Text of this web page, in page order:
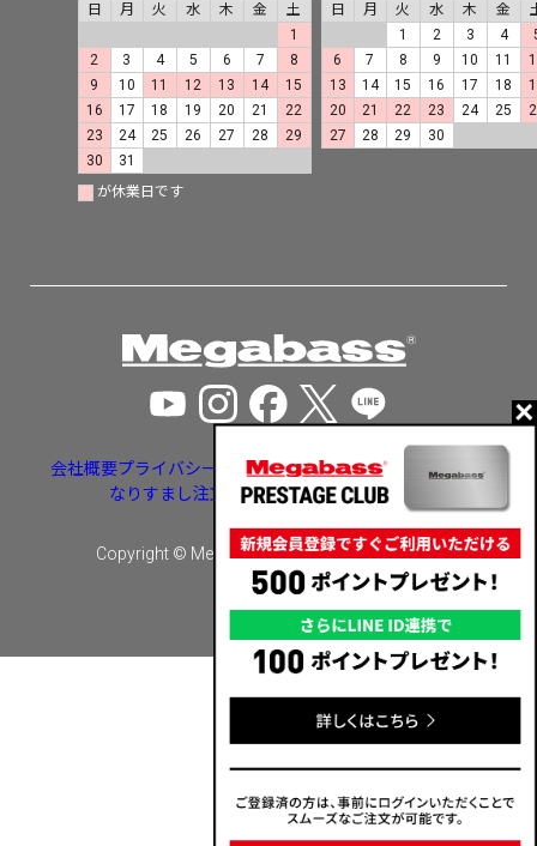
日
月 火 水 木 金
土
1
2
3 4 5 6 7
8
9
10 11 12 13 14
15
16
17 18 19 20 21
22
23
24 25 26 27 28
29
30
31
日
月 火 水 木 金
1
2 3 4
6
7 8 9 10 11
13
14 15 16 17 18
20
21 22 23 24 25
27
28 29 30
が休業日です
会社概要プライバシーポリシー特定商取引法に基づく表示
なりすまし注文・いたずら注文等への対応
Copyright © Megabass inc. All rights reserved.